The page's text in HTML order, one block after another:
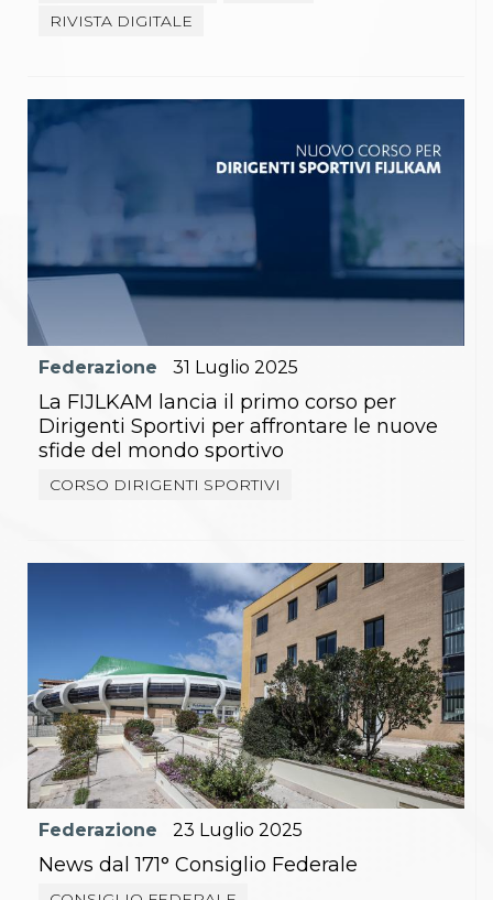
RIVISTA DIGITALE
Federazione 31 Luglio 2025
La FIJLKAM lancia il primo corso per
Dirigenti Sportivi per affrontare le nuove
sfide del mondo sportivo
CORSO DIRIGENTI SPORTIVI
Federazione 23 Luglio 2025
News dal 171° Consiglio Federale